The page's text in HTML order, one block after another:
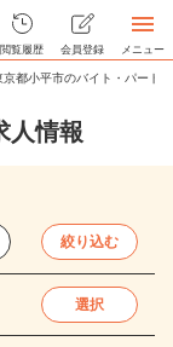
閲覧履歴 会員登録 メニュー
京都小平市のバイト・パート
人情報
絞り込む
選択